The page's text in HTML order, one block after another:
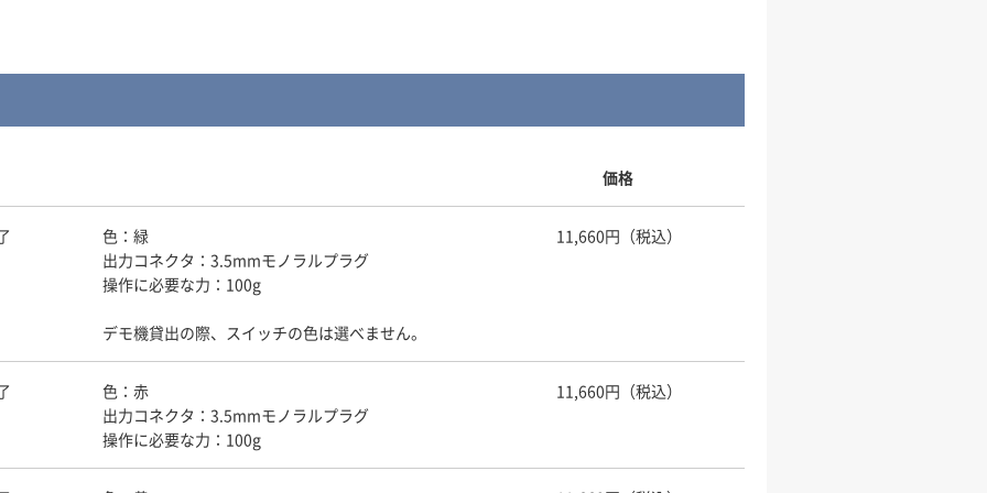
価格
色：緑
出力コネクタ：3.5mmモノラルプラグ
操作に必要な力：100g
デモ機貸出の際、スイッチの色は選べません。
11,660円（税込）
色：赤
出力コネクタ：3.5mmモノラルプラグ
操作に必要な力：100g
11,660円（税込）